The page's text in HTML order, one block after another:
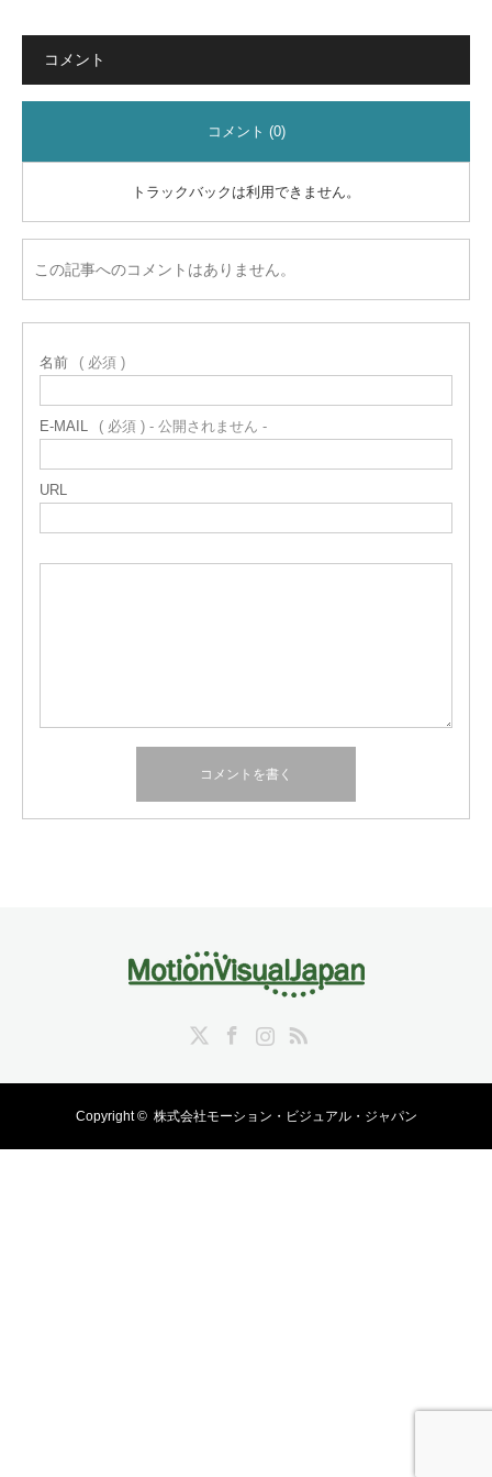
コメント
コメント (0)
トラックバックは利用できません。
この記事へのコメントはありません。
名前 ( 必須 )
E-MAIL ( 必須 ) - 公開されません -
URL
RSS
Copyright © 株式会社モーション・ビジュアル・ジャパン